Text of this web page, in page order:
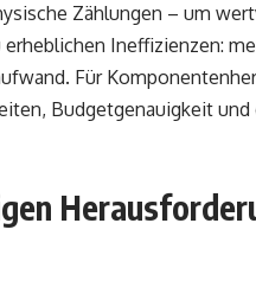
Zählungen – um
Ineffizienzen:
Für
Budgetgenauigkeit